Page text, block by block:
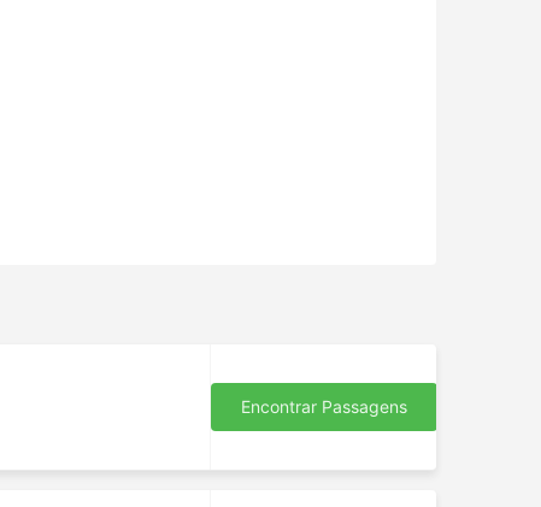
Encontrar Passagens